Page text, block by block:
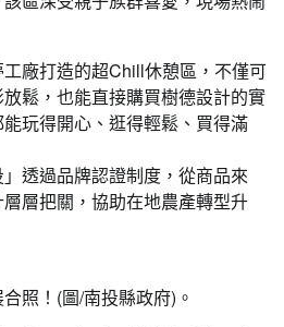
廠打造的超Chill休憩區，不僅可
鬆，也能直接購買樹德設計的實
玩得開心、逛得輕鬆、買得滿
透過品牌認證制度，從商品來
層把關，協助在地農產轉型升
照！(圖/南投縣政府)。